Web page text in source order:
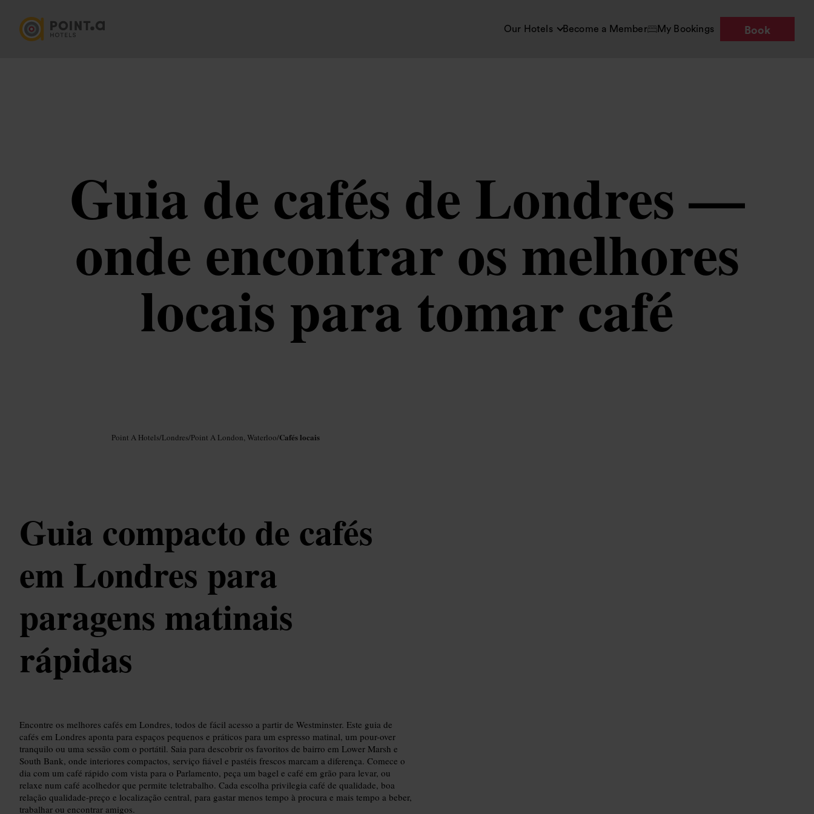
Our Hotels Become a Member My Bookings Book
Guia de cafés de Londres —
onde encontrar os melhores
locais para tomar café
Point A Hotels/Londres/Point A London, Waterloo/Cafés locais
Guia compacto de cafés
em Londres para
paragens matinais
rápidas
Encontre os melhores cafés em Londres, todos de fácil acesso a partir de Westminster. Este guia de
cafés em Londres aponta para espaços pequenos e práticos para um espresso matinal, um pour-over
tranquilo ou uma sessão com o portátil. Saia para descobrir os favoritos de bairro em Lower Marsh e
South Bank, onde interiores compactos, serviço fiável e pastéis frescos marcam a diferença. Comece o
dia com um café rápido com vista para o Parlamento, peça um bagel e café em grão para levar, ou
relaxe num café acolhedor que permite teletrabalho. Cada escolha privilegia café de qualidade, boa
relação qualidade-preço e localização central, para gastar menos tempo à procura e mais tempo a beber,
trabalhar ou encontrar amigos.